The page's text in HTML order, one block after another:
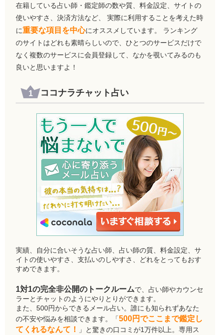
在籍している占い師・鑑定師の数や質、料金設定、サイトの
使いやすさ、決済方法など、 実際に利用することを考えた時
に重要な項目を中心にオススメしています。 ランキング
のサイトはどれも素晴らしいので、ひとつのサービスだけで
なく複数のサービスに会員登録して、なかを覗いてみるのも
良いと思いますよ！
ココナラチャット占い
実績、自分に合いそうな占い師、占い師の質、料金設定、サ
イトの使いやすさ、支払いのしやすさ、どれをとってもおす
すめできます。
1対1の完全非公開のトークルームで、占い師やカウンセ
ラーとチャットのようにやりとりができます。
また、500円からできるメール占い。誰にも知られずあなた
の不安や悩みを相談できます。「500円でここまで鑑定し
てくれるなんて！
」と驚きの口コミが1万件以上。専用ス